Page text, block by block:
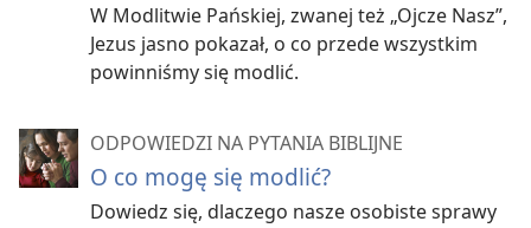
W Modlitwie Pańskiej, zwanej też „Ojcze Nasz”,
Jezus jasno pokazał, o co przede wszystkim
powinniśmy się modlić.
ODPOWIEDZI NA PYTANIA BIBLIJNE
O co mogę się modlić?
Dowiedz się, dlaczego nasze osobiste sprawy